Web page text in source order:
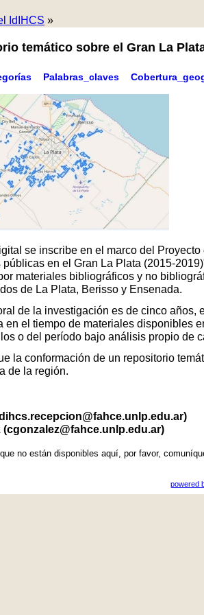
IdIHCS »
temático sobre el Gran La
Palabras_claves
se inscribe en el marco del
en el Gran La Plata (2015-
materiales bibliográficos y no
de La Plata, Berisso y Ensenada.
de la investigación es de cinco
en el tiempo de materiales disponibles
o del período bajo análisis propio de
la conformación de un repositorio
de la región.
(cgonzalez@fahce.unlp.edu.ar)
no están disponibles aquí, por favor,
powered